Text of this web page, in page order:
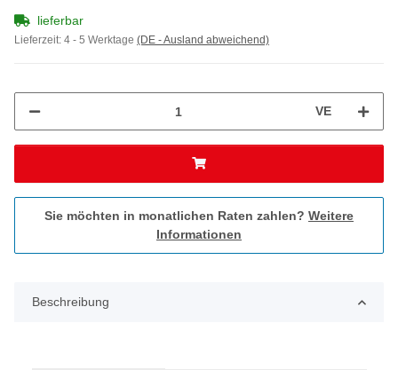
lieferbar
Lieferzeit: 4 - 5 Werktage (DE - Ausland abweichend)
VE
Sie möchten in monatlichen Raten zahlen? Weitere
Informationen
Beschreibung